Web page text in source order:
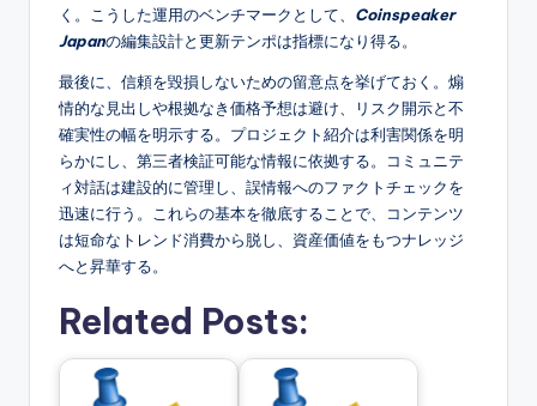
く。こうした運用のベンチマークとして、 Coinspeaker
Japanの編集設計と更新テンポは指標になり得る。
最後に、信頼を毀損しないための留意点を挙げておく。煽
情的な見出しや根拠なき価格予想は避け、リスク開示と不
確実性の幅を明示する。プロジェクト紹介は利害関係を明
らかにし、第三者検証可能な情報に依拠する。コミュニテ
ィ対話は建設的に管理し、誤情報へのファクトチェックを
迅速に行う。これらの基本を徹底することで、コンテンツ
は短命なトレンド消費から脱し、資産価値をもつナレッジ
へと昇華する。
Related Posts: